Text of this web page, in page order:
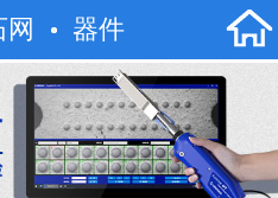
器件